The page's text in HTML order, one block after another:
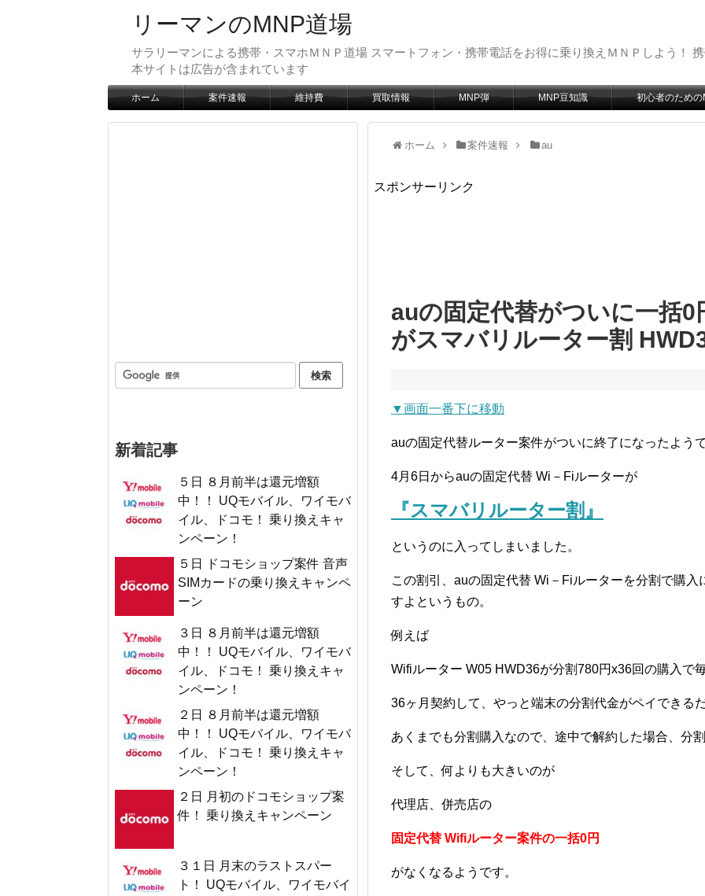
リーマンのMNP道場
サラリーマンによる携帯・スマホＭＮＰ道場 スマートフォン・携帯電話をお得に乗り換えＭＮＰしよう！
本サイトは広告が含まれています
ホーム 案件速報 維持費 買取情報 MNP弾 MNP豆知識 初心者のための
ホーム 案件速報 au
スポンサーリンク
auの固定代替がついに一括0
がスマバリルーター割
▼画面一番下に移動
auの固定代替ルーター案件がついに終了になったよう
4月6日からauの固定代替 Wi－Fiルーターが
『スマバリルーター割』
というのに入ってしまいました。
この割引、auの固定代替 Wi－Fiルーターを分割で購
すよというもの。
例えば
Wifiルーター W05 HWD36が分割780円x36回の購入で
36ヶ月契約して、やっと端末の分割代金がペイできる
あくまでも分割購入なので、途中で解約した場合、分
そして、何よりも大きいのが
代理店、併売店の
固定代替 Wifiルーター案件の一括0円
がなくなるようです。
新着記事
５日 ８月前半は還元増額
中！！ UQモバイル、ワイモバ
イル、ドコモ！ 乗り換えキャ
ンペーン！
５日 ドコモショップ案件 音声
SIMカードの乗り換えキャンペ
ーン
３日 ８月前半は還元増額
中！！ UQモバイル、ワイモバ
イル、ドコモ！ 乗り換えキャ
ンペーン！
２日 ８月前半は還元増額
中！！ UQモバイル、ワイモバ
イル、ドコモ！ 乗り換えキャ
ンペーン！
２日 月初のドコモショップ案
件！ 乗り換えキャンペーン
３１日 月末のラストスパー
ト！ UQモバイル、ワイモバイ